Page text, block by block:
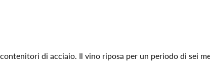
di acciaio. Il vino riposa per un periodo di sei